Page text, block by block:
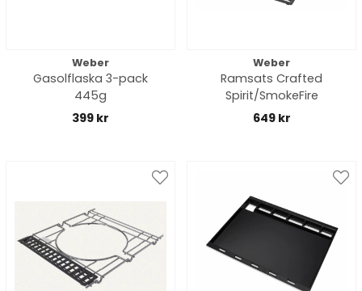
Weber
Gasolflaska 3-pack
445g
399 kr
Weber
Ramsats Crafted
Spirit/SmokeFire
649 kr